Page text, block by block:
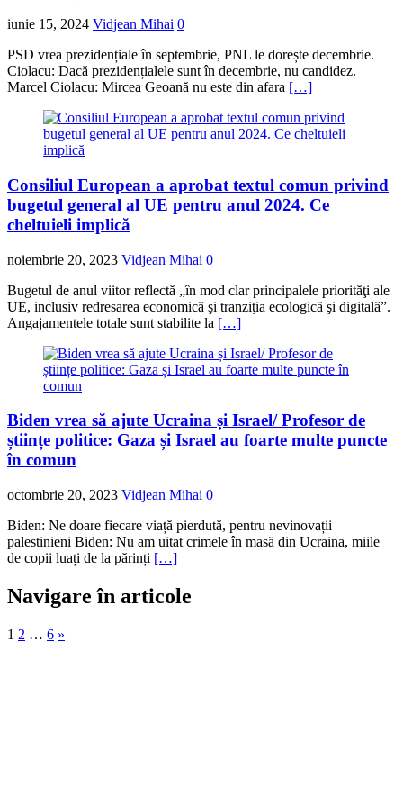
iunie 15, 2024 Vidjean Mihai 0
PSD vrea prezidențiale în septembrie, PNL le dorește decembrie.
Ciolacu: Dacă prezidențialele sunt în decembrie, nu candidez.
Marcel Ciolacu: Mircea Geoană nu este din afara […]
Consiliul European a aprobat textul comun privind
bugetul general al UE pentru anul 2024. Ce
cheltuieli implică
noiembrie 20, 2023 Vidjean Mihai 0
Bugetul de anul viitor reflectă „în mod clar principalele priorităţi ale
UE, inclusiv redresarea economică şi tranziţia ecologică şi digitală”.
Angajamentele totale sunt stabilite la […]
Biden vrea să ajute Ucraina și Israel/ Profesor de
științe politice: Gaza și Israel au foarte multe puncte
în comun
octombrie 20, 2023 Vidjean Mihai 0
Biden: Ne doare fiecare viață pierdută, pentru nevinovații
palestinieni Biden: Nu am uitat crimele în masă din Ucraina, miile
de copii luați de la părinți […]
Navigare în articole
1 2 … 6 »